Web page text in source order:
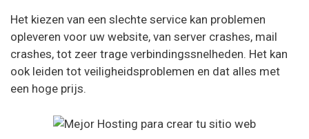
Weebly
Scalahosting
Het kiezen van een slechte service kan problemen
opleveren voor uw website, van server crashes, mail
crashes, tot zeer trage verbindingssnelheden. Het kan
ook leiden tot veiligheidsproblemen en dat alles met
een hoge prijs.